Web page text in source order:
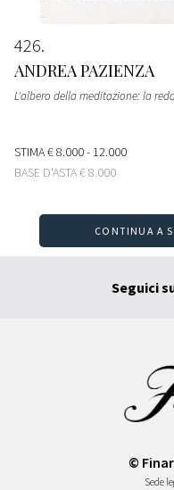
426
ANDREA PAZIENZA
L'albero della meditazione: la
STIMA€ 8.000 - 12.000
BASE D'ASTA€ 8.000
CONTINUA A
Seguici
©
Sede